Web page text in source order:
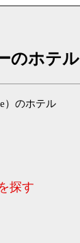
のホテル
）のホテル
探す